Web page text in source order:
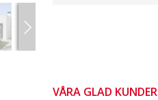
VÅRA GLAD KUNDER